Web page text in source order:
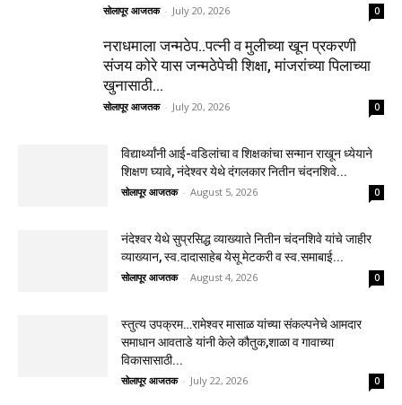
सोलापूर आजतक - July 20, 2026 0
नराधमाला जन्मठेप..पत्नी व मुलीच्या खून प्रकरणी
संजय कोरे यास जन्मठेपेची शिक्षा, मांजरांच्या पिलाच्या
खुनासाठी...
सोलापूर आजतक - July 20, 2026 0
विद्यार्थ्यांनी आई-वडिलांचा व शिक्षकांचा सन्मान राखून ध्येयाने
शिक्षण घ्यावे, नंदेश्वर येथे दंगलकार नितीन चंदनशिवे...
सोलापूर आजतक - August 5, 2026 0
नंदेश्वर येथे सुप्रसिद्ध व्याख्याते नितीन चंदनशिवे यांचे जाहीर
व्याख्यान, स्व.दादासाहेब येसू मेटकरी व स्व.समाबाई...
सोलापूर आजतक - August 4, 2026 0
स्तुत्य उपक्रम…रामेश्वर मासाळ यांच्या संकल्पनेचे आमदार
समाधान आवताडे यांनी केले कौतुक,शाळा व गावाच्या
विकासासाठी...
सोलापूर आजतक - July 22, 2026 0